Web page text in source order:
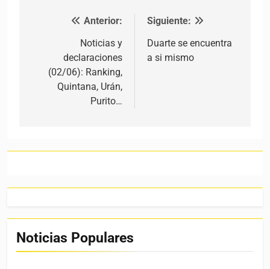
Navegación de entradas
Anterior:
Noticias y
declaraciones
(02/06): Ranking,
Quintana, Urán,
Purito…
Siguiente:
Duarte se encuentra
a si mismo
Noticias Populares